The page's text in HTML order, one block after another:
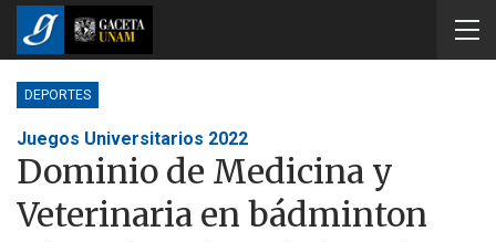
DEPORTES
Juegos Universitarios 2022
Dominio de Medicina y
Veterinaria en bádminton